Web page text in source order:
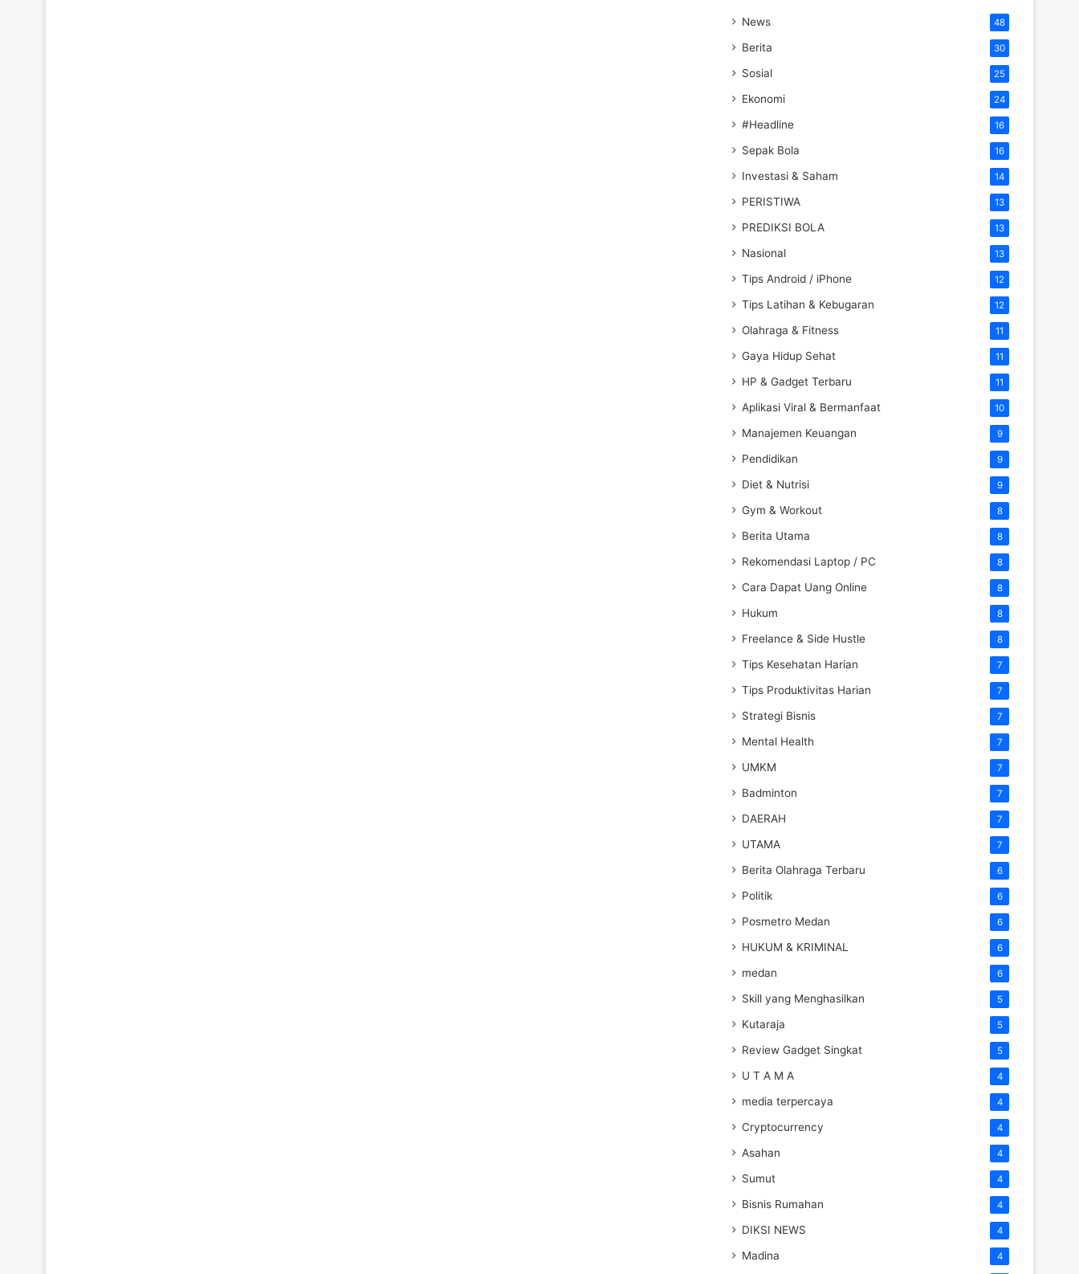
News 48
Berita 30
Sosial 25
Ekonomi 24
#Headline 16
Sepak Bola 16
Investasi & Saham 14
PERISTIWA 13
PREDIKSI BOLA 13
Nasional 13
Tips Android / iPhone 12
Tips Latihan & Kebugaran 12
Olahraga & Fitness 11
Gaya Hidup Sehat 11
HP & Gadget Terbaru 11
Aplikasi Viral & Bermanfaat 10
Manajemen Keuangan 9
Pendidikan 9
Diet & Nutrisi 9
Gym & Workout 8
Berita Utama 8
Rekomendasi Laptop / PC 8
Cara Dapat Uang Online 8
Hukum 8
Freelance & Side Hustle 8
Tips Kesehatan Harian 7
Tips Produktivitas Harian 7
Strategi Bisnis 7
Mental Health 7
UMKM 7
Badminton 7
DAERAH 7
UTAMA 7
Berita Olahraga Terbaru 6
Politik 6
Posmetro Medan 6
HUKUM & KRIMINAL 6
medan 6
Skill yang Menghasilkan 5
Kutaraja 5
Review Gadget Singkat 5
U T A M A 4
media terpercaya 4
Cryptocurrency 4
Asahan 4
Sumut 4
Bisnis Rumahan 4
DIKSI NEWS 4
Madina 4